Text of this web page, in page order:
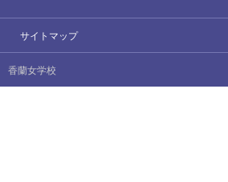
サイトマップ
香蘭女学校